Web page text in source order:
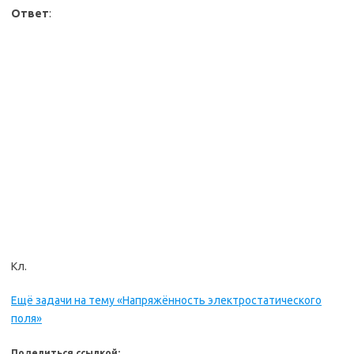
Ответ:
Кл.
Ещё задачи на тему «Напряжённость электростатического
поля»